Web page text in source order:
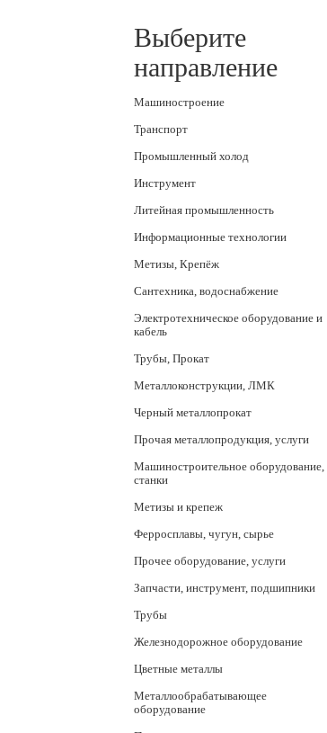
Выберите
направление
Машиностроение
Транспорт
Промышленный холод
Инструмент
Литейная промышленность
Информационные технологии
Метизы, Крепёж
Сантехника, водоснабжение
Электротехническое оборудование и
кабель
Трубы, Прокат
Металлоконструкции, ЛМК
Черный металлопрокат
Прочая металлопродукция, услуги
Машиностроительное оборудование,
станки
Метизы и крепеж
Ферросплавы, чугун, сырье
Прочее оборудование, услуги
Запчасти, инструмент, подшипники
Трубы
Железнодорожное оборудование
Цветные металлы
Металлообрабатывающее
оборудование